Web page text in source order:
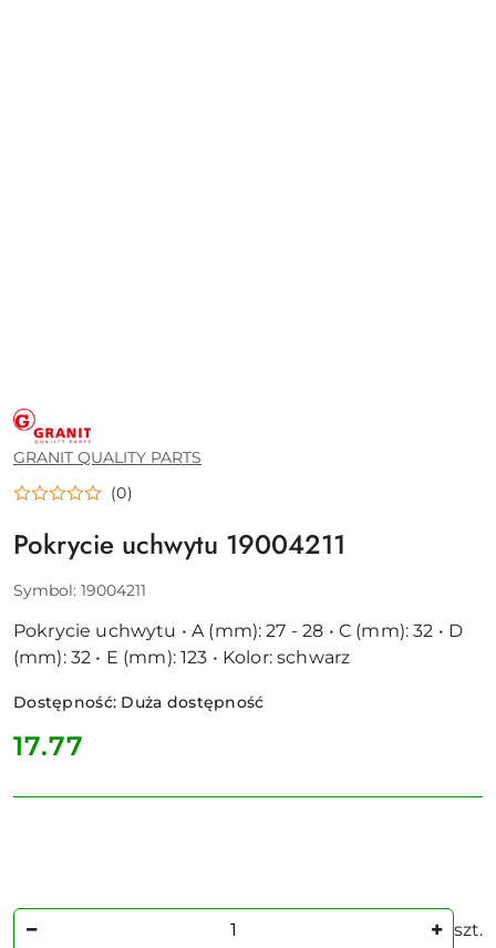
GRANIT
QUALITY
PARTS
GRANIT QUALITY PARTS
(0)
Pokrycie uchwytu 19004211
Symbol: 19004211
Pokrycie uchwytu • A (mm): 27 - 28 • C (mm): 32 • D
(mm): 32 • E (mm): 123 • Kolor: schwarz
Dostępność: Duża dostępność
cena:
17.77
Ilość szt.